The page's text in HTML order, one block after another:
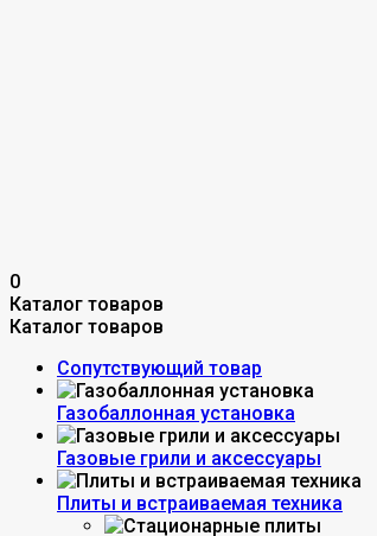
0
Каталог товаров
Каталог товаров
Сопутствующий товар
Газобаллонная установка
Газовые грили и аксессуары
Плиты и встраиваемая техника